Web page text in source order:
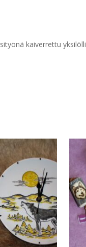
kaiverrettu